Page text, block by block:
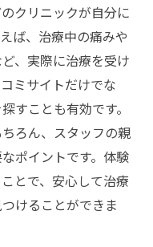
クリニックが自分に
ば、治療中の痛みや
、実際に治療を受け
ミサイトだけでな
すことも有効です。
ろん、スタッフの親
ポイントです。体験
とで、安心して治療
けることができま